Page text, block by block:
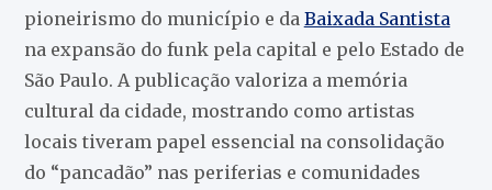
pioneirismo do município e da Baixada Santista
na expansão do funk pela capital e pelo Estado de
São Paulo. A publicação valoriza a memória
cultural da cidade, mostrando como artistas
locais tiveram papel essencial na consolidação
do “pancadão” nas periferias e comunidades